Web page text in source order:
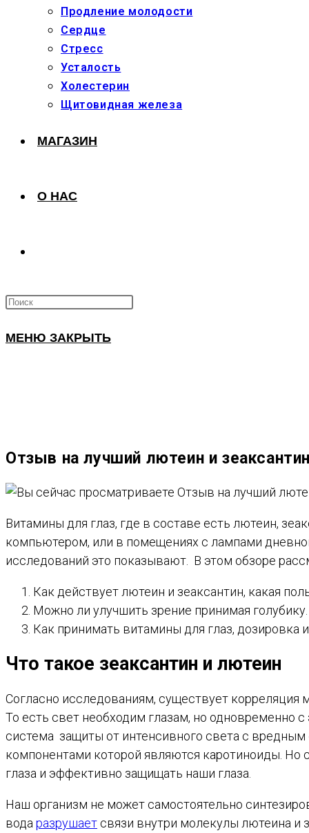
Продление молодости
Сердце
Стресс
Усталость
Холестерин
Щитовидная железа
МАГАЗИН
О НАС
ПОИСК
МЕНЮ ЗАКРЫТЬ
Отзыв на лучший лютеин и
Витамины для глаз, где в составе есть лютеин,
компьютером, или в помещениях с лампами
исследований это показывают. В этом обзоре
Как действует лютеин и зеаксантин, какая
Можно ли улучшить зрение принимая голубику.
Как принимать витамины для глаз, дозировка
Что такое зеаксантин и лютеин
Согласно исследованиям, существует
То есть свет необходим глазам, но одновременно
система защиты от интенсивного света с
компонентами которой являются каротиноиды. Но
глаза и эффективно защищать наши глаза.
Наш организм не может самостоятельно
вода разрушает связи внутри молекулы лютеина и